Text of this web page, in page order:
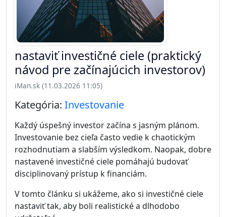
nastaviť investičné ciele (praktický
návod pre začínajúcich investorov)
iMan.sk (11.03.2026 11:05)
Kategória: Investovanie
Každý úspešný investor začína s jasným plánom.
Investovanie bez cieľa často vedie k chaotickým
rozhodnutiam a slabším výsledkom. Naopak, dobre
nastavené investičné ciele pomáhajú budovať
disciplinovaný prístup k financiám.
V tomto článku si ukážeme, ako si investičné ciele
nastaviť tak, aby boli realistické a dlhodobo